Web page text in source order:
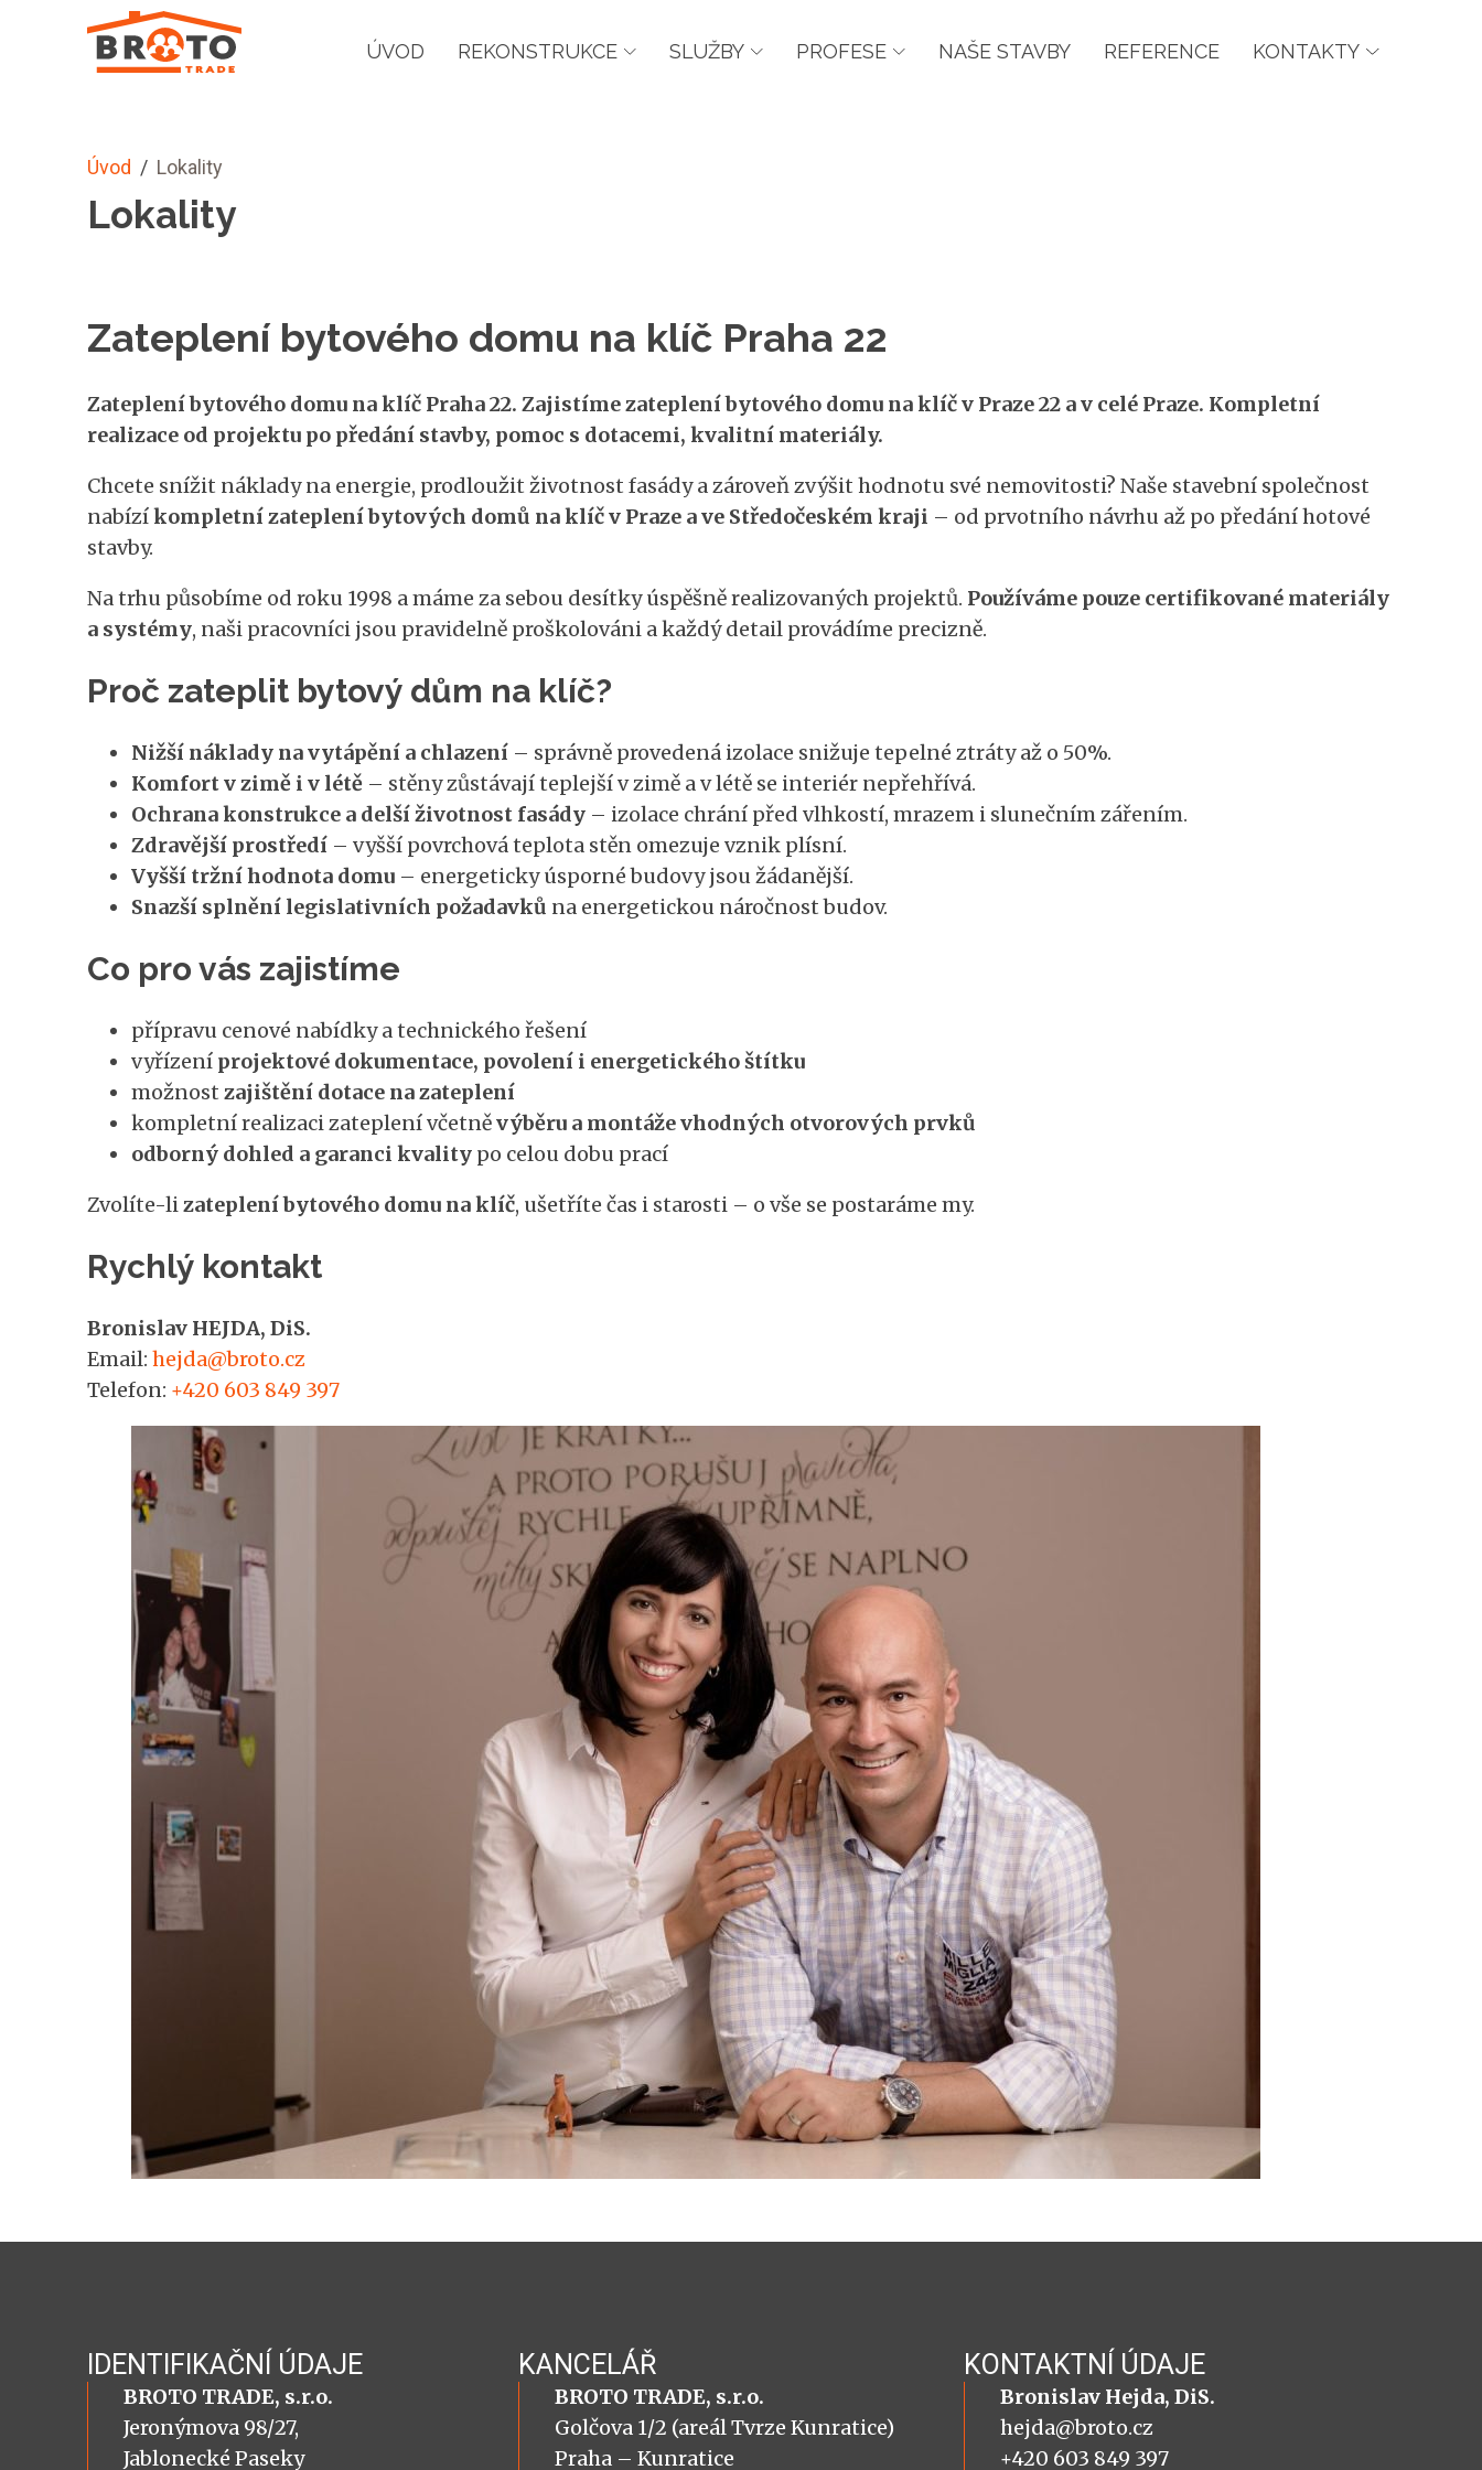
ÚVOD REKONSTRUKCE SLUŽBY PROFESE NAŠE STAVBY REFERENCE KONTAKTY
Úvod / Lokality
Lokality
Zateplení bytového domu na klíč Praha 22
Zateplení bytového domu na klíč Praha 22. Zajistíme zateplení bytového domu na klíč v Praze 22 a v celé Praze. Kompletní
realizace od projektu po předání stavby, pomoc s dotacemi, kvalitní materiály.
Chcete snížit náklady na energie, prodloužit životnost fasády a zároveň zvýšit hodnotu své nemovitosti? Naše stavební společnost
nabízíkompletní zateplení bytových domů na klíč v Praze a ve Středočeském kraji – od prvotního návrhu až po předání hotové
stavby.
Na trhu působíme od roku 1998 a máme za sebou desítky úspěšně realizovaných projektů. Používáme pouze certifikované materiály
a systémy, naši pracovníci jsou pravidelně proškolováni a každý detail provádíme precizně.
Proč zateplit bytový dům na klíč?
Nižší náklady na vytápění a chlazení– správně provedená izolace snižuje tepelné ztráty až o 50%.
Komfort v zimě i v létě– stěny zůstávají teplejší v zimě a v létě se interiér nepřehřívá.
Ochrana konstrukce a delší životnost fasády– izolace chrání před vlhkostí, mrazem i slunečním zářením.
Zdravější prostředí– vyšší povrchová teplota stěn omezuje vznik plísní.
Vyšší tržní hodnota domu– energeticky úsporné budovy jsou žádanější.
Snazší splnění legislativních požadavků na energetickou náročnost budov.
Co pro vás zajistíme
přípravu cenové nabídky a technického řešení
vyřízení projektové dokumentace, povolení i energetického štítku
možnost zajištění dotace na zateplení
kompletní realizaci zateplení včetněvýběru a montáže vhodných otvorových prvků
odborný dohled a garanci kvalitypo celou dobu prací
Zvolíte-lizateplení bytového domu na klíč, ušetříte čas i starosti – o vše se postaráme my.
Rychlý kontakt
Bronislav HEJDA, DiS.
Email: hejda@broto.cz
Telefon: +420 603 849 397
IDENTIFIKAČNÍ ÚDAJE
BROTO TRADE, s.r.o.
Jeronýmova 98/27,
Jablonecké Paseky
KANCELÁŘ
BROTO TRADE, s.r.o.
Golčova 1/2 (areál Tvrze Kunratice)
Praha – Kunratice
KONTAKTNÍ ÚDAJE
Bronislav Hejda, DiS.
hejda@broto.cz
+420 603 849 397